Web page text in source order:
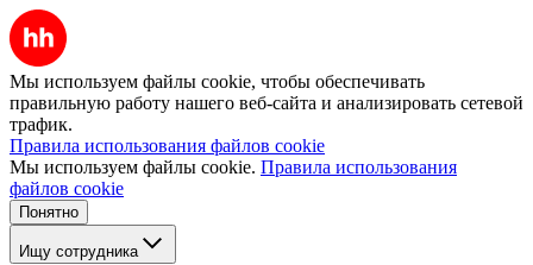
Мы используем файлы cookie, чтобы обеспечивать
правильную работу нашего веб-сайта и анализировать сетевой
трафик.
Правила использования файлов cookie
Мы используем файлы cookie. Правила использования
файлов cookie
Понятно
Ищу сотрудника